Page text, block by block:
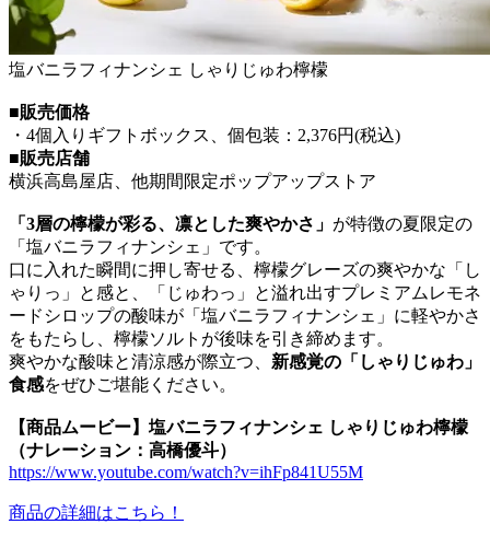
塩バニラフィナンシェ しゃりじゅわ檸檬
■販売価格
・4個入りギフトボックス、個包装：2,376円(税込)
■販売店舗
横浜高島屋店、他期間限定ポップアップストア
「3層の檸檬が彩る、凛とした爽やかさ」 が特徴の夏限定の
「塩バニラフィナンシェ」です。
口に入れた瞬間に押し寄せる、檸檬グレーズの爽やかな「し
ゃりっ」と感と、「じゅわっ」と溢れ出すプレミアムレモネ
ードシロップの酸味が「塩バニラフィナンシェ」に軽やかさ
をもたらし、檸檬ソルトが後味を引き締めます。
爽やかな酸味と清涼感が際立つ、 新感覚の「しゃりじゅわ」
食感をぜひご堪能ください。
【商品ムービー】塩バニラフィナンシェ しゃりじゅわ檸檬
（ナレーション：高橋優斗）
https://www.youtube.com/watch?v=ihFp841U55M
商品の詳細はこちら！